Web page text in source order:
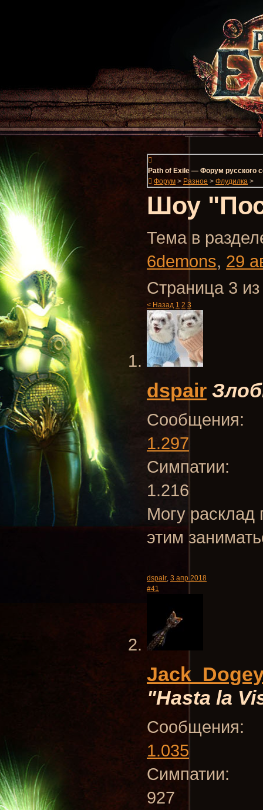
Path of Exile — Форум русского
Форум > Разное > Флудилка >
Шоу
Тема в
6demons, 29
Страница 3
< Назад 1 2 3
dspair
Сообщения:
1.297
Симпатии:
1.216
Могу расклад
этим
dspair, 3 апр 2018
#41
"Hasta la
Сообщения:
1.035
Симпатии:
927